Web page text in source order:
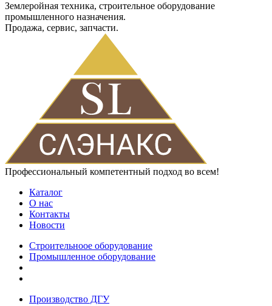
Землеройная техника, строительное оборудование
промышленного назначения.
Продажа, сервис, запчасти.
Профессиональный компетентный подход во всем!
Каталог
О нас
Контакты
Новости
Строительноое оборудование
Промышленное оборудование
Производство ДГУ